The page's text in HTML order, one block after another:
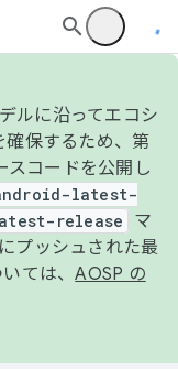
ルに沿ってエコシ
確保するため、第
スコードを公開し
latest-
release
マ
プッシュされた最
ては、AOSP の